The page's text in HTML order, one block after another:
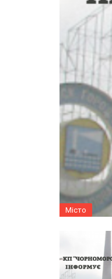
Місто